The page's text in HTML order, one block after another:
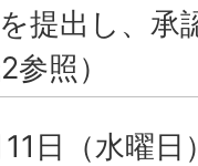
提出し、承
照）
日（水曜日